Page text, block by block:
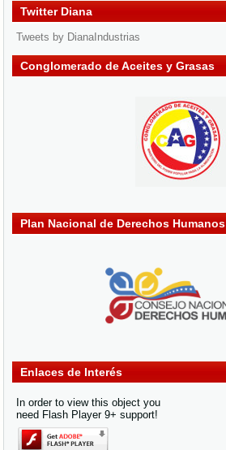
Twitter Diana
Tweets by DianaIndustrias
Conglomerado de Aceites y Grasas
Plan Nacional de Derechos Humanos
Enlaces de Interés
In order to view this object you
need Flash Player 9+ support!